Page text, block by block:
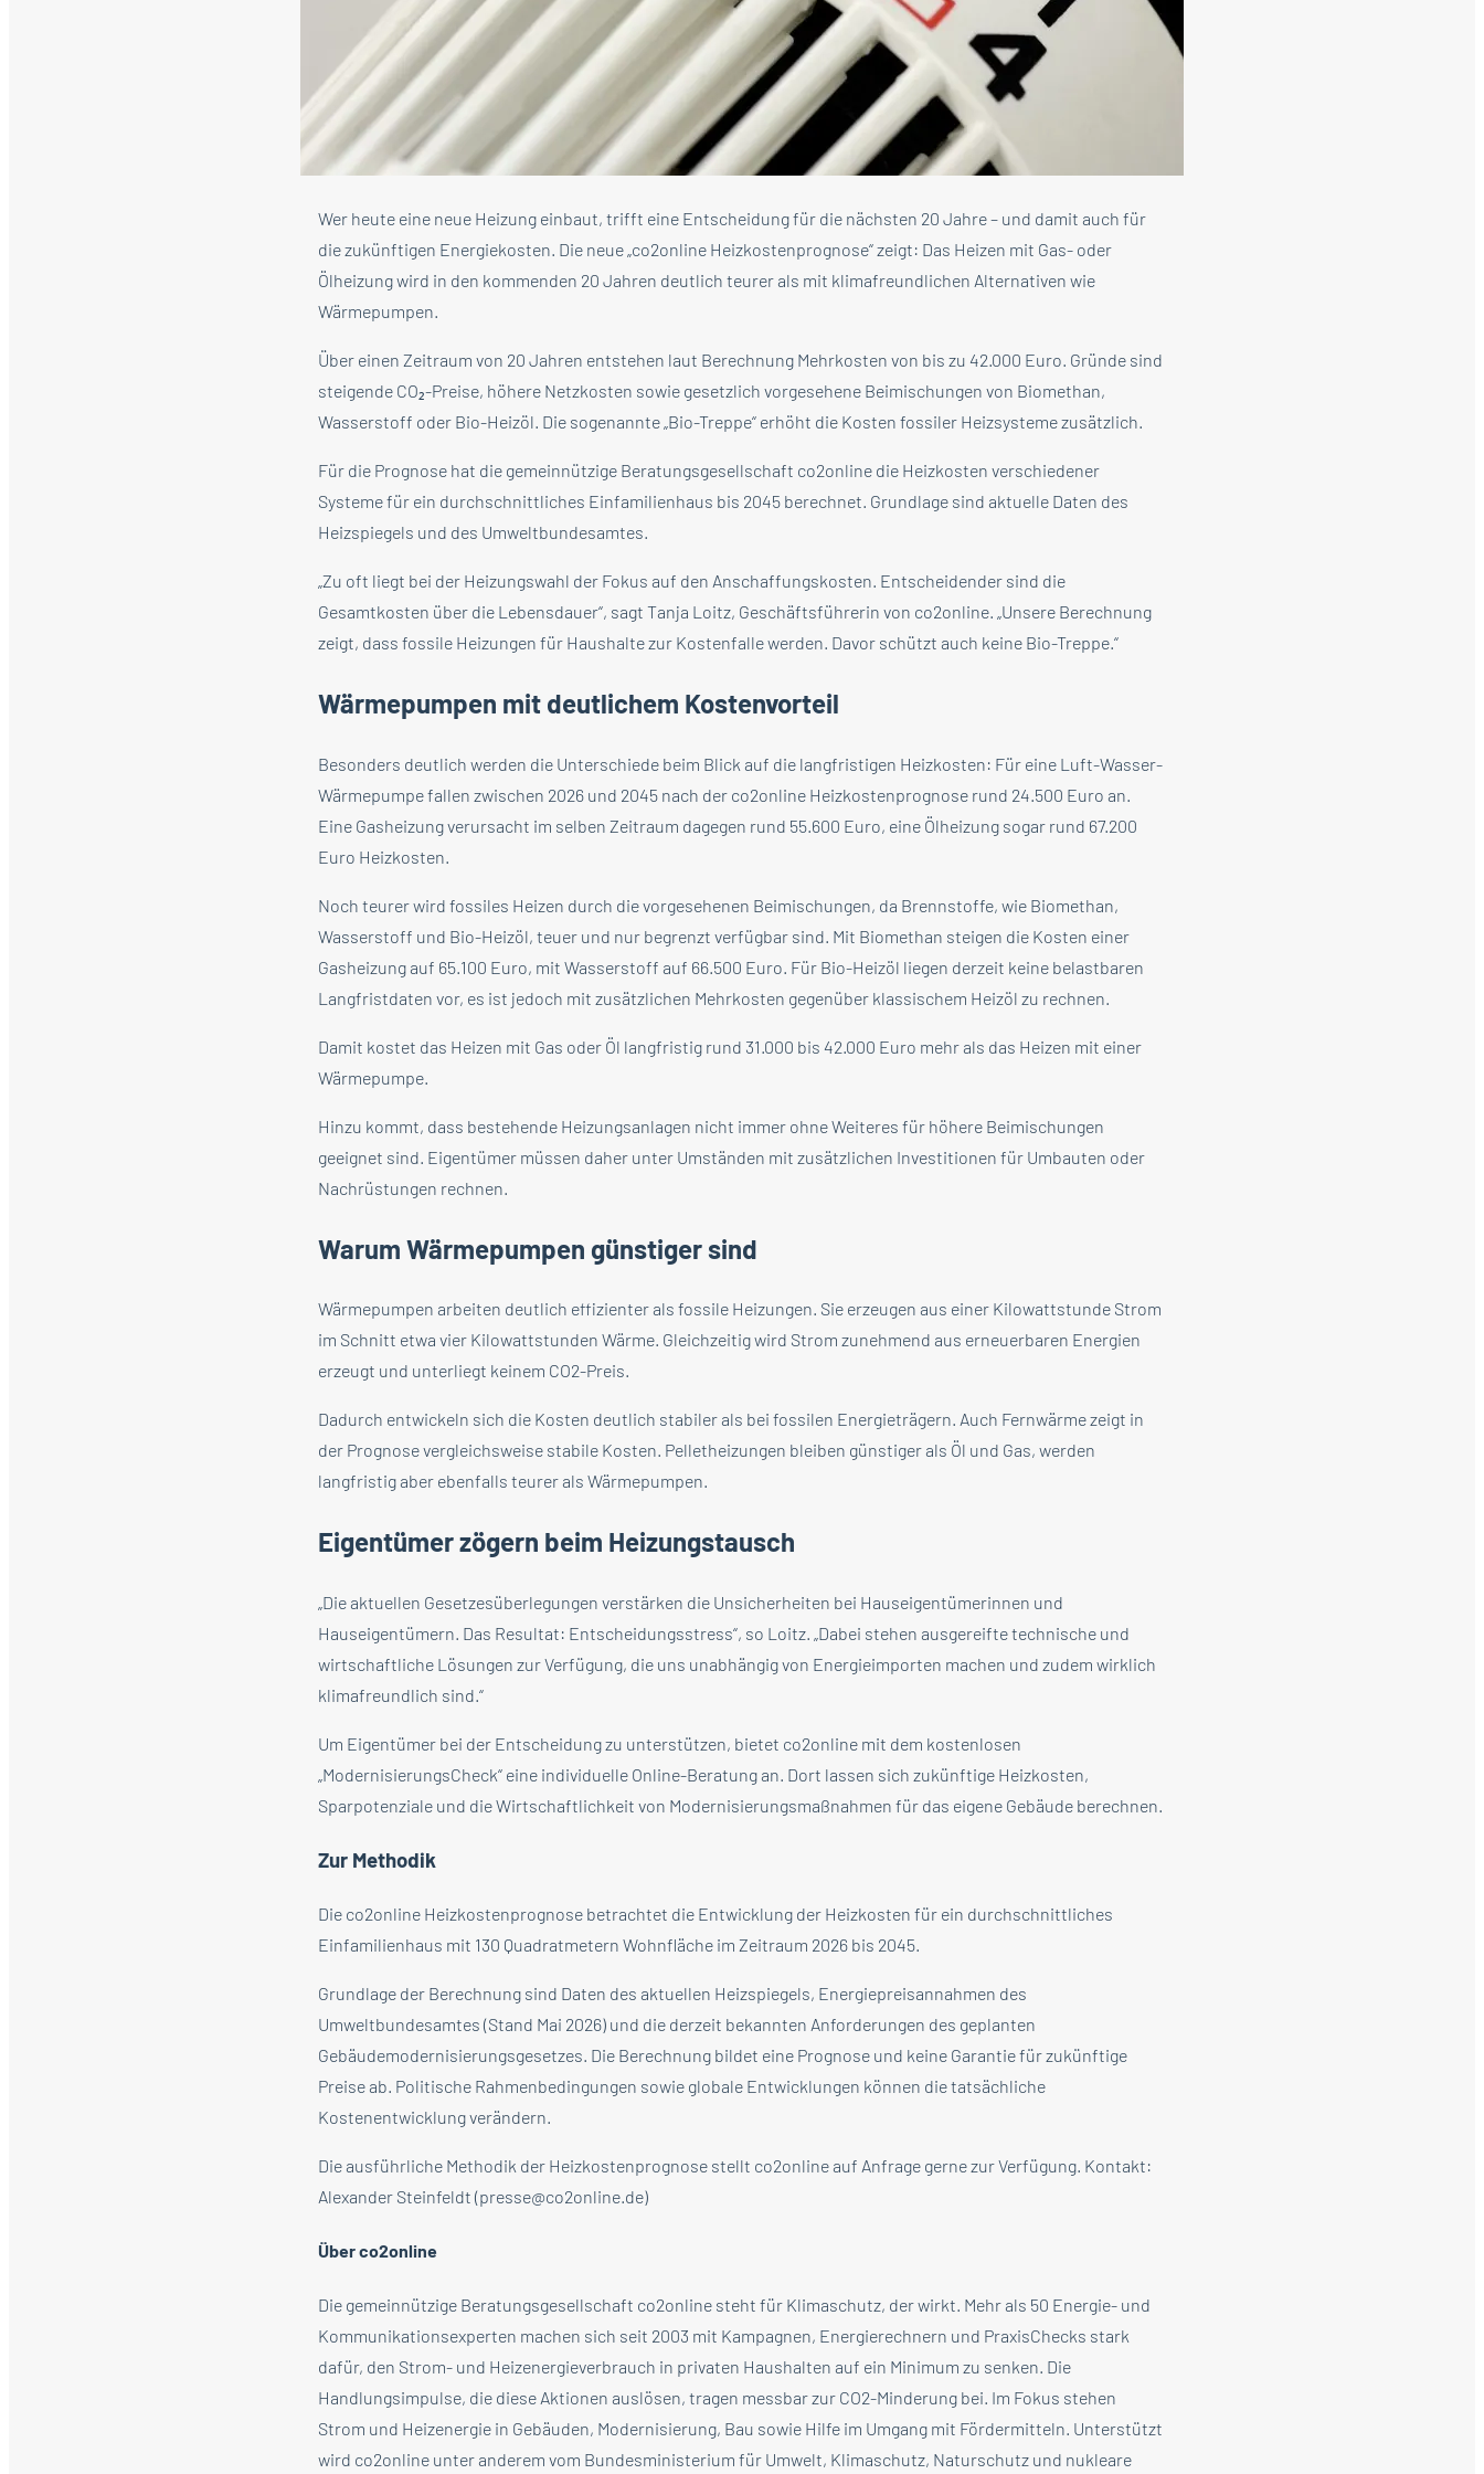
Wer heute eine neue Heizung einbaut, trifft eine Entscheidung für die nächsten 20 Jahre – und damit auch für
die zukünftigen Energiekosten. Die neue „co2online Heizkostenprognose“ zeigt: Das Heizen mit Gas- oder
Ölheizung wird in den kommenden 20 Jahren deutlich teurer als mit klimafreundlichen Alternativen wie
Wärmepumpen.
Über einen Zeitraum von 20 Jahren entstehen laut Berechnung Mehrkosten von bis zu 42.000 Euro. Gründe sind
steigende CO₂-Preise, höhere Netzkosten sowie gesetzlich vorgesehene Beimischungen von Biomethan,
Wasserstoff oder Bio-Heizöl. Die sogenannte „Bio-Treppe“ erhöht die Kosten fossiler Heizsysteme zusätzlich.
Für die Prognose hat die gemeinnützige Beratungsgesellschaft co2online die Heizkosten verschiedener
Systeme für ein durchschnittliches Einfamilienhaus bis 2045 berechnet. Grundlage sind aktuelle Daten des
Heizspiegels und des Umweltbundesamtes.
„Zu oft liegt bei der Heizungswahl der Fokus auf den Anschaffungskosten. Entscheidender sind die
Gesamtkosten über die Lebensdauer“, sagt Tanja Loitz, Geschäftsführerin von co2online. „Unsere Berechnung
zeigt, dass fossile Heizungen für Haushalte zur Kostenfalle werden. Davor schützt auch keine Bio-Treppe.“
Wärmepumpen mit deutlichem Kostenvorteil
Besonders deutlich werden die Unterschiede beim Blick auf die langfristigen Heizkosten: Für eine Luft-Wasser-
Wärmepumpe fallen zwischen 2026 und 2045 nach der co2online Heizkostenprognose rund 24.500 Euro an.
Eine Gasheizung verursacht im selben Zeitraum dagegen rund 55.600 Euro, eine Ölheizung sogar rund 67.200
Euro Heizkosten.
Noch teurer wird fossiles Heizen durch die vorgesehenen Beimischungen, da Brennstoffe, wie Biomethan,
Wasserstoff und Bio-Heizöl, teuer und nur begrenzt verfügbar sind. Mit Biomethan steigen die Kosten einer
Gasheizung auf 65.100 Euro, mit Wasserstoff auf 66.500 Euro. Für Bio-Heizöl liegen derzeit keine belastbaren
Langfristdaten vor, es ist jedoch mit zusätzlichen Mehrkosten gegenüber klassischem Heizöl zu rechnen.
Damit kostet das Heizen mit Gas oder Öl langfristig rund 31.000 bis 42.000 Euro mehr als das Heizen mit einer
Wärmepumpe.
Hinzu kommt, dass bestehende Heizungsanlagen nicht immer ohne Weiteres für höhere Beimischungen
geeignet sind. Eigentümer müssen daher unter Umständen mit zusätzlichen Investitionen für Umbauten oder
Nachrüstungen rechnen.
Warum Wärmepumpen günstiger sind
Wärmepumpen arbeiten deutlich effizienter als fossile Heizungen. Sie erzeugen aus einer Kilowattstunde Strom
im Schnitt etwa vier Kilowattstunden Wärme. Gleichzeitig wird Strom zunehmend aus erneuerbaren Energien
erzeugt und unterliegt keinem CO2-Preis.
Dadurch entwickeln sich die Kosten deutlich stabiler als bei fossilen Energieträgern. Auch Fernwärme zeigt in
der Prognose vergleichsweise stabile Kosten. Pelletheizungen bleiben günstiger als Öl und Gas, werden
langfristig aber ebenfalls teurer als Wärmepumpen.
Eigentümer zögern beim Heizungstausch
„Die aktuellen Gesetzesüberlegungen verstärken die Unsicherheiten bei Hauseigentümerinnen und
Hauseigentümern. Das Resultat: Entscheidungsstress“, so Loitz. „Dabei stehen ausgereifte technische und
wirtschaftliche Lösungen zur Verfügung, die uns unabhängig von Energieimporten machen und zudem wirklich
klimafreundlich sind.“
Um Eigentümer bei der Entscheidung zu unterstützen, bietet co2online mit dem kostenlosen
„ModernisierungsCheck“ eine individuelle Online-Beratung an. Dort lassen sich zukünftige Heizkosten,
Sparpotenziale und die Wirtschaftlichkeit von Modernisierungsmaßnahmen für das eigene Gebäude berechnen.
Zur Methodik
Die co2online Heizkostenprognose betrachtet die Entwicklung der Heizkosten für ein durchschnittliches
Einfamilienhaus mit 130 Quadratmetern Wohnfläche im Zeitraum 2026 bis 2045.
Grundlage der Berechnung sind Daten des aktuellen Heizspiegels, Energiepreisannahmen des
Umweltbundesamtes (Stand Mai 2026) und die derzeit bekannten Anforderungen des geplanten
Gebäudemodernisierungsgesetzes. Die Berechnung bildet eine Prognose und keine Garantie für zukünftige
Preise ab. Politische Rahmenbedingungen sowie globale Entwicklungen können die tatsächliche
Kostenentwicklung verändern.
Die ausführliche Methodik der Heizkostenprognose stellt co2online auf Anfrage gerne zur Verfügung. Kontakt:
Alexander Steinfeldt (presse@co2online.de)
Über co2online
Die gemeinnützige Beratungsgesellschaft co2online steht für Klimaschutz, der wirkt. Mehr als 50 Energie- und
Kommunikationsexperten machen sich seit 2003 mit Kampagnen, Energierechnern und PraxisChecks stark
dafür, den Strom- und Heizenergieverbrauch in privaten Haushalten auf ein Minimum zu senken. Die
Handlungsimpulse, die diese Aktionen auslösen, tragen messbar zur CO2-Minderung bei. Im Fokus stehen
Strom und Heizenergie in Gebäuden, Modernisierung, Bau sowie Hilfe im Umgang mit Fördermitteln. Unterstützt
wird co2online unter anderem vom Bundesministerium für Umwelt, Klimaschutz, Naturschutz und nukleare